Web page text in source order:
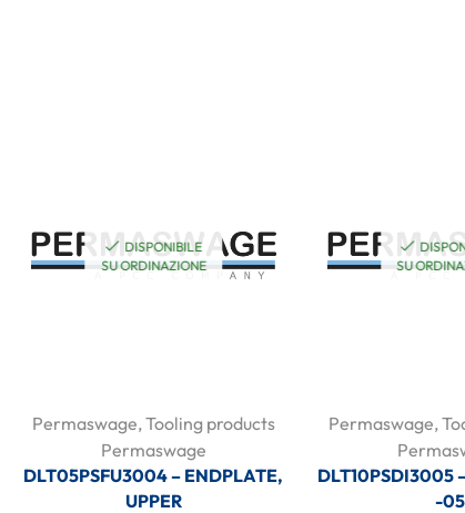
DISPONIBILE
SU ORDINAZIONE
Permaswage, Tooling products
Permaswage
DLT05PSFU3004 – ENDPLATE,
UPPER
SU
Permaswage,
DLT10PSDI3005
-05